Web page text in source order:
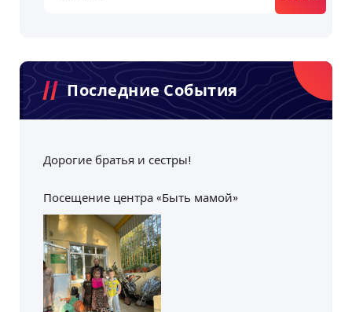
Последние События
Дорогие братья и сестры!
Посещение центра «Быть мамой»